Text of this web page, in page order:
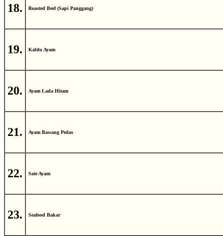
18. Roasted Beef (Sapi Panggang)
19. Kaldu Ayam
20. Ayam Lada Hitam
21. Ayam Bawang Pedas
22. Sate Ayam
23. Seafood Bakar